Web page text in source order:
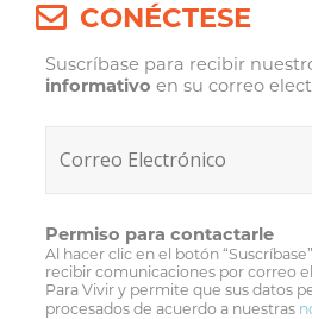
CONÉCTESE
Suscríbase para recibir
informativo en su correo
Permiso para contactarle
Al hacer clic en el botón
recibir comunicaciones por correo
Para Vivir y permite que sus datos
procesados de acuerdo a nuestras